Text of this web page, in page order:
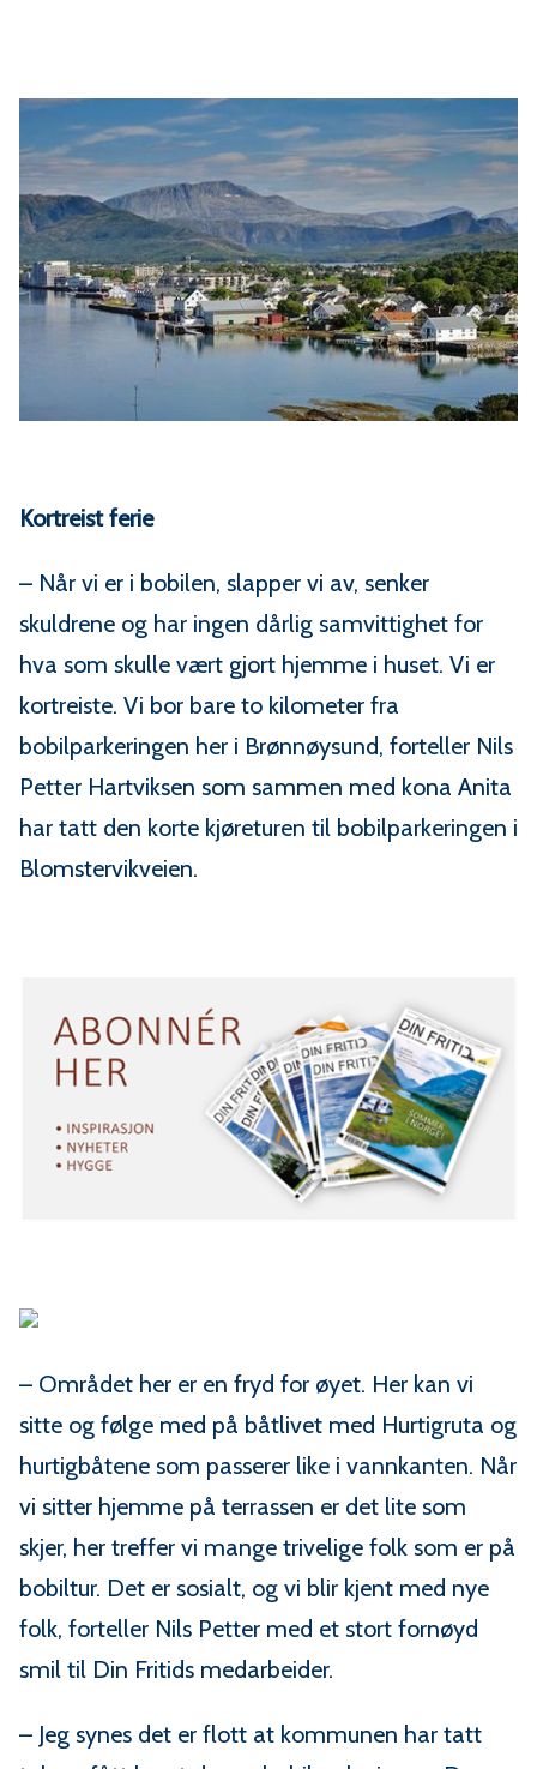
Kortreist ferie
– Når vi er i bobilen, slapper vi av, senker
skuldrene og har ingen dårlig samvittighet for
hva som skulle vært gjort hjemme i huset. Vi er
kortreiste. Vi bor bare to kilometer fra
bobilparkeringen her i Brønnøysund, forteller Nils
Petter Hartviksen som sammen med kona Anita
har tatt den korte kjøreturen til bobilparkeringen i
Blomstervikveien.
– Området her er en fryd for øyet. Her kan vi
sitte og følge med på båtlivet med Hurtigruta og
hurtigbåtene som passerer like i vannkanten. Når
vi sitter hjemme på terrassen er det lite som
skjer, her treffer vi mange trivelige folk som er på
bobiltur. Det er sosialt, og vi blir kjent med nye
folk, forteller Nils Petter med et stort fornøyd
smil til Din Fritids medarbeider.
– Jeg synes det er flott at kommunen har tatt